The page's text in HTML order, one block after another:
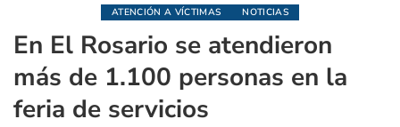
ATENCIÓN A VÍCTIMAS NOTICIAS
En El Rosario se atendieron
más de 1.100 personas en la
feria de servicios